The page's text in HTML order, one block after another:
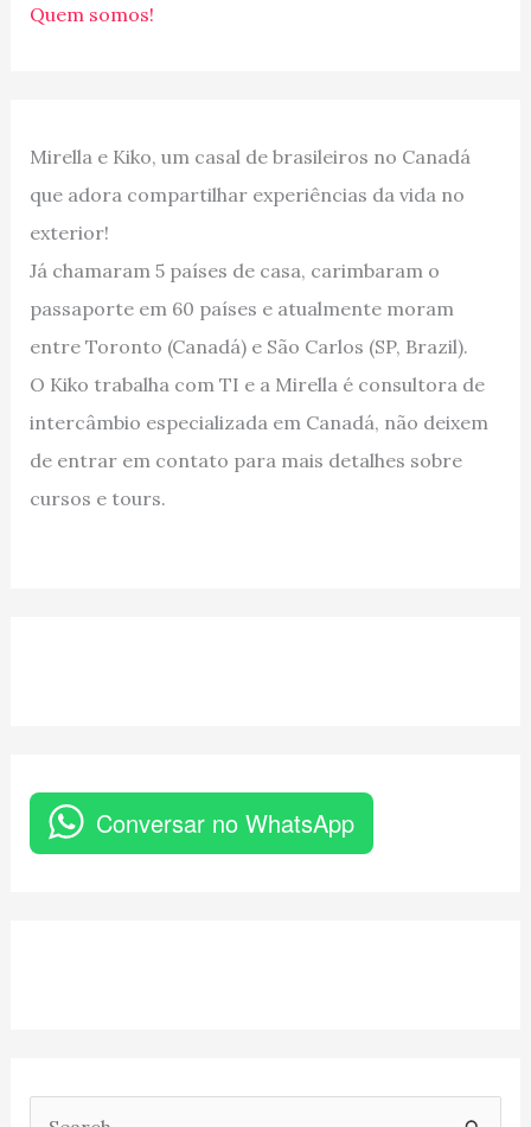
Quem somos!
Mirella e Kiko, um casal de brasileiros no Canadá
que adora compartilhar experiências da vida no
exterior!
Já chamaram 5 países de casa, carimbaram o
passaporte em 60 países e atualmente moram
entre Toronto (Canadá) e São Carlos (SP, Brazil).
O Kiko trabalha com TI e a Mirella é consultora de
intercâmbio especializada em Canadá, não deixem
de entrar em contato para mais detalhes sobre
cursos e tours.
Conversar no WhatsApp